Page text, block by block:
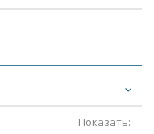
Показать: